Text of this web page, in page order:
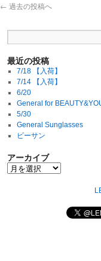
← 過去の投稿へ
最近の投稿
7/18 【入荷】
7/14 【入荷】
6/20
General for
5/30
General Sunglasses
ビーサン
アーカイブ